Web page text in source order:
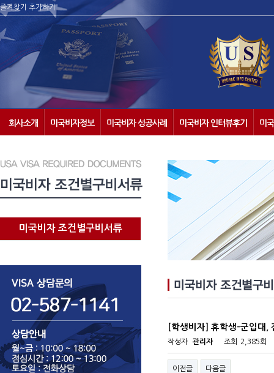
즐겨찾기 추가하기
회사소개 미국비자정보 미국비자 성공사례 미국비자 인터뷰후기 미
미국비자 조건별구비서류
[학생비자] 휴학생-군입대,
작성자 관리자 조회 2,385회
이전글 다음글